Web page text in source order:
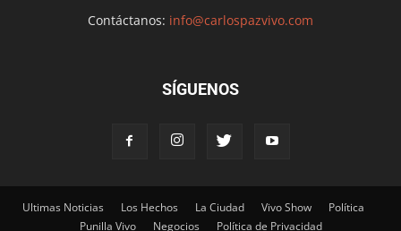
Contáctanos: info@carlospazvivo.com
SÍGUENOS
Ultimas Noticias Los Hechos La Ciudad Vivo Show
Política
Punilla Vivo
Negocios Política de Privacidad